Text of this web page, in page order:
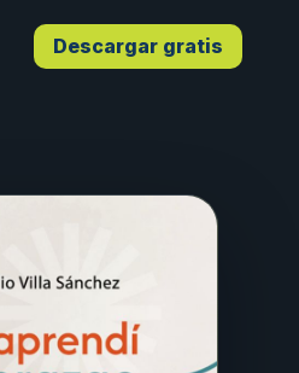
Descargar gratis